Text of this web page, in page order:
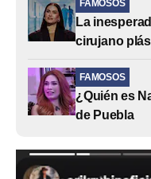
FAMOSOS
La
cirujano
FAMOSOS
¿Quién es
de Puebla